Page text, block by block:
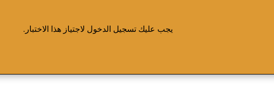
يجب عليك تسجيل الدخول لاجتياز هذا الاختبار.